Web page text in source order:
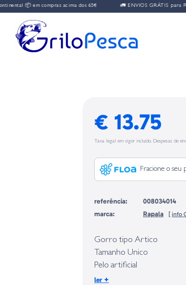
📦 em compras acima dos 65€ 🚛 ENVIOS GRÁTIS para
€ 13.75
Taxa legal em vigor incluído. Despesas de
Fracione o
referência:
008034014
marca:
Rapala [ info
Gorro tipo Artico
Tamanho Unico
Pelo artificial
Tecido impermeavél
ler +